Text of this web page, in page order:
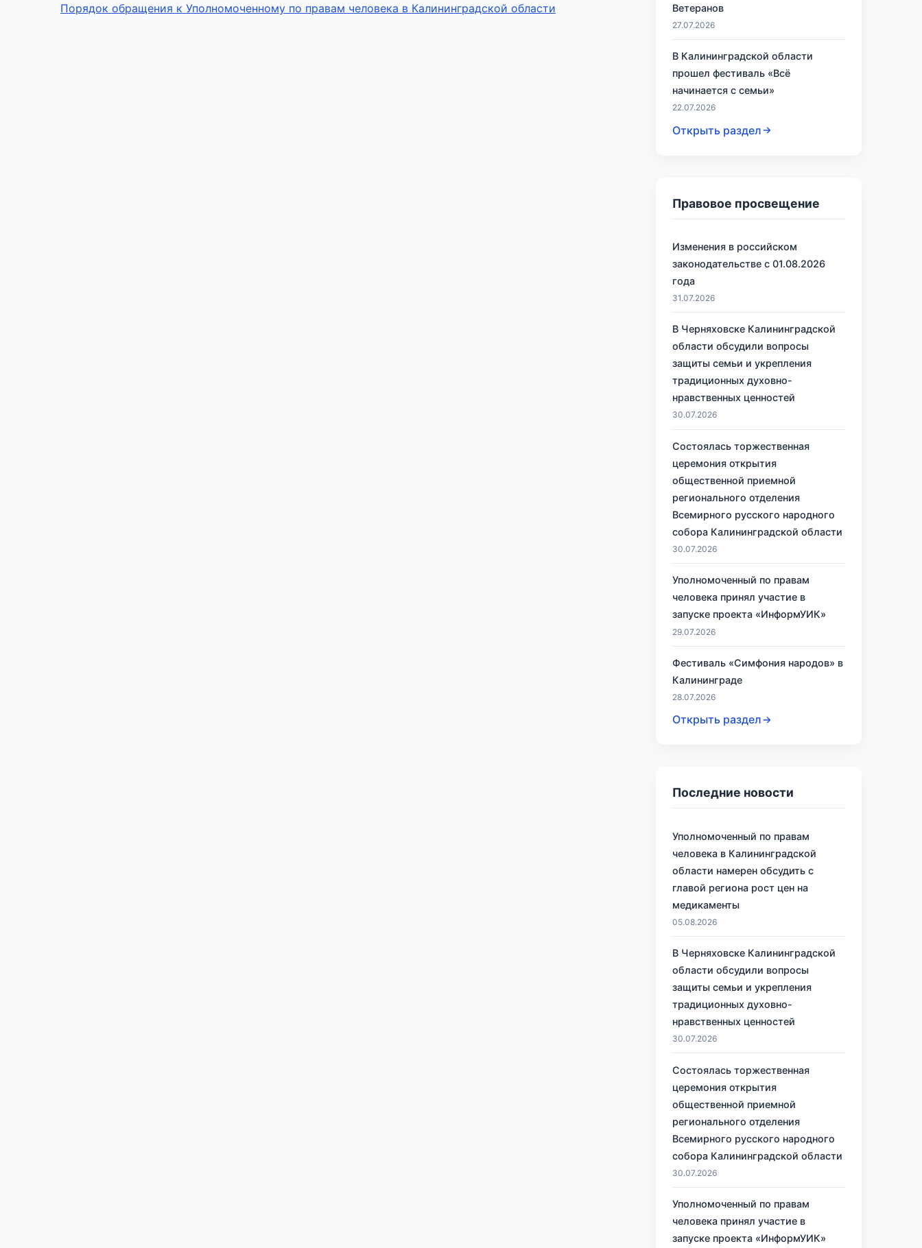
Порядок обращения к Уполномоченному по правам человека в Калининградской области
Ветеранов
27.07.2026
В Калининградской области
прошел фестиваль «Всё
начинается с семьи»
22.07.2026
Открыть раздел
Правовое просвещение
Изменения в российском
законодательстве с 01.08.2026
года
31.07.2026
В Черняховске Калининградской
области обсудили вопросы
защиты семьи и укрепления
традиционных духовно-
нравственных ценностей
30.07.2026
Состоялась торжественная
церемония открытия
общественной приемной
регионального отделения
Всемирного русского народного
собора Калининградской области
30.07.2026
Уполномоченный по правам
человека принял участие в
запуске проекта «ИнформУИК»
29.07.2026
Фестиваль «Симфония народов» в
Калининграде
28.07.2026
Открыть раздел
Последние новости
Уполномоченный по правам
человека в Калининградской
области намерен обсудить с
главой региона рост цен на
медикаменты
05.08.2026
В Черняховске Калининградской
области обсудили вопросы
защиты семьи и укрепления
традиционных духовно-
нравственных ценностей
30.07.2026
Состоялась торжественная
церемония открытия
общественной приемной
регионального отделения
Всемирного русского народного
собора Калининградской области
30.07.2026
Уполномоченный по правам
человека принял участие в
запуске проекта «ИнформУИК»